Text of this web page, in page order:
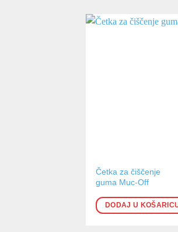
Četka za čiščenje
guma Muc-Off
DODAJ U